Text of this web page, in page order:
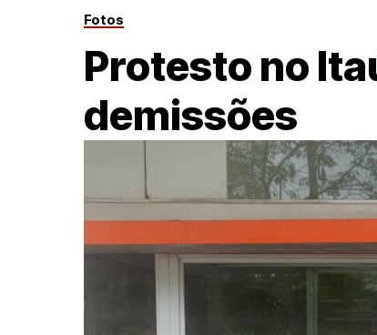
Fotos
Protesto no
demissões